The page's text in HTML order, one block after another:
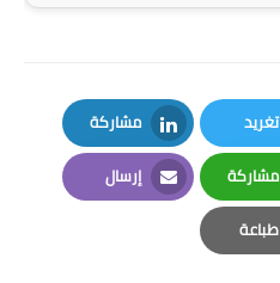
العامة
تغريد
Twitter
مشاركة
LinkedIn
مشاركة
Whatsapp
إرسال
Email
طباعة
Print